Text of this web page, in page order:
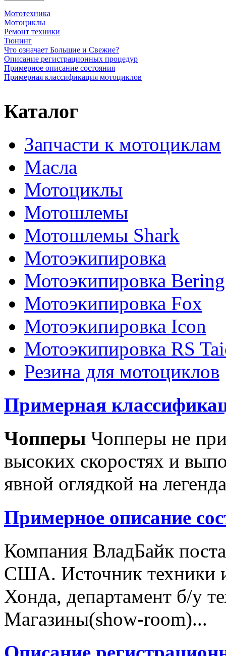
Мототехника
Мотоциклы
Ремонт техники
Тюнинг
Что означает Большие и Свежие?
Описание регистрационных процедур
Примерное описание состояния
Примерная классификация мотоциклов
Каталог
Запчасти к мотоциклам
Масла
Мотоциклы
Мотошлемы
Мотошлемы Shark
Мотоэкипировка
Мотоэкипировка Bering
Мотоэкипировка Fox
Мотоэкипировка Icon
Мотоэкипировка RS
Резина для мотоциклов
Примерная
Чопперы Чопперы не
высоких скоростях и
явной оглядкой на
Примерное описание
Компания ВладБайк
США. Источник техники
Хонда, департамент б/у
Магазины(show-room)...